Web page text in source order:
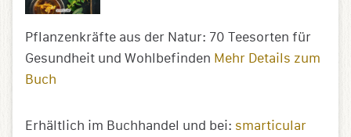
Pflanzenkräfte aus der Natur: 70 Teesorten für
Gesundheit und Wohlbefinden Mehr Details zum
Buch
Erhältlich im Buchhandel und bei: smarticular